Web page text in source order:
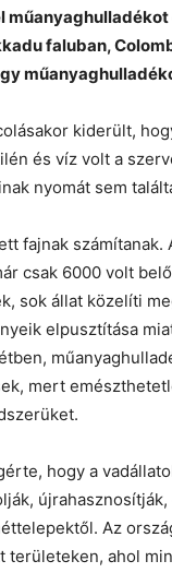
faluban,
kiderült,
és víz volt a
nyomát sem
fajnak
csak 6000 volt
sok állat közelíti
elpusztítása
mert
hogy a
Az
területeken, ahol